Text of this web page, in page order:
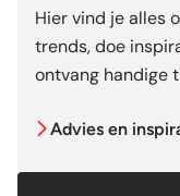
Hier vind je alles
trends, doe
ontvang handige
Advies en